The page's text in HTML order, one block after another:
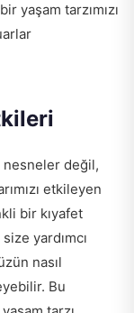
yaşam tarzımızı
nesneler değil,
etkileyen
bir kıyafet
yardımcı
nasıl
Bu